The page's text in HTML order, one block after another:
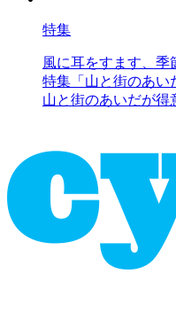
特集
風に耳をすます、
特集「山と街のあ
山と街のあいだが得